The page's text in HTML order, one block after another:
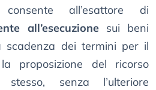
all’esattore di
all’esecuzionesui beni
scadenza dei termini per il
proposizione del ricorso
stesso, senza l’ulteriore